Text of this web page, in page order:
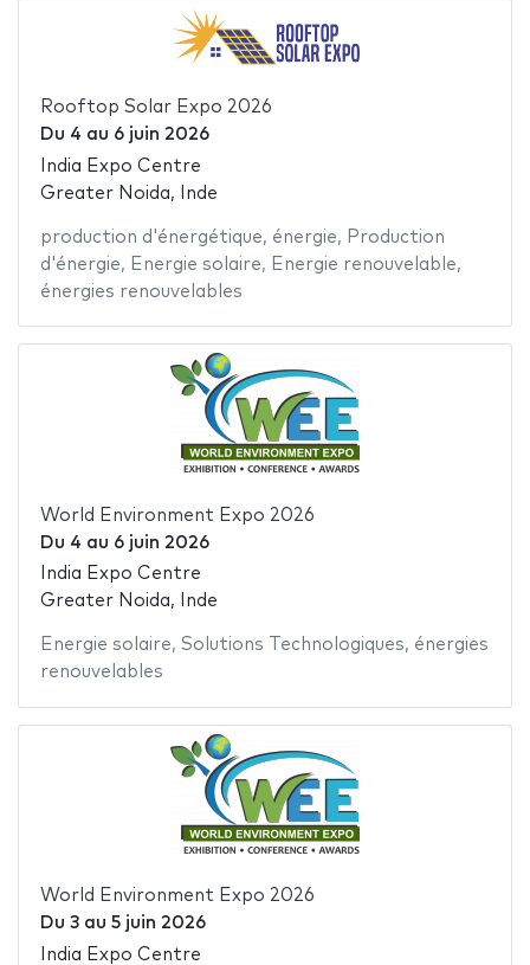
Rooftop Solar Expo 2026
Du 4 au 6 juin 2026
India Expo Centre
Greater Noida, Inde
production d'énergétique, énergie, Production
d'énergie, Energie solaire, Energie renouvelable,
énergies renouvelables
World Environment Expo 2026
Du 4 au 6 juin 2026
India Expo Centre
Greater Noida, Inde
Energie solaire, Solutions Technologiques, énergies
renouvelables
World Environment Expo 2026
Du 3au 5 juin 2026
India Expo Centre